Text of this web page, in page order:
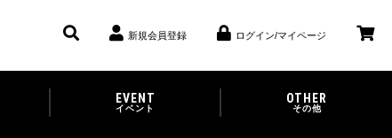
新規会員登録 ログイン/マイページ
EVENT
イベント
OTHER
その他